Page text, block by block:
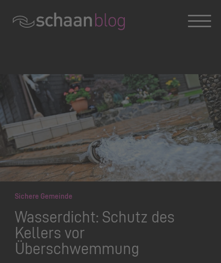
Sichere Gemeinde
Wasserdicht: Schutz des
Kellers vor
Überschwemmung